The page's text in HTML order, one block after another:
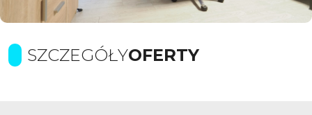
SZCZEGÓŁYOFERTY